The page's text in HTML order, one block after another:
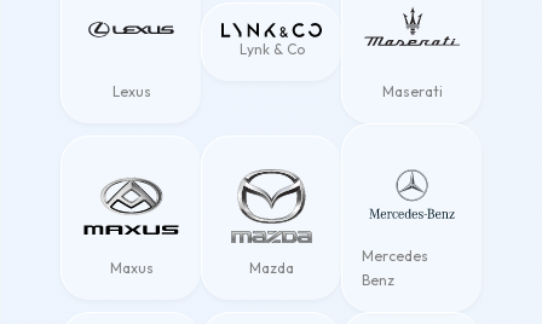
Lexus
Lynk & Co
Maserati
Maxus Mazda
Mercedes
Benz